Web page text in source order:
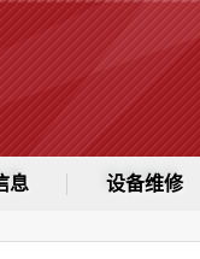
息 设备维修